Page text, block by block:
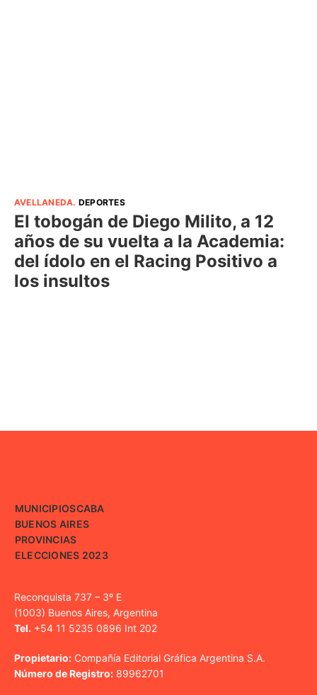
AVELLANEDA. DEPORTES
El tobogán de Diego Milito, a 12
años de su vuelta a la Academia:
del ídolo en el Racing Positivo a
los insultos
MUNICIPIOSCABA
BUENOS AIRES
PROVINCIAS
ELECCIONES 2023
Reconquista 737 – 3º E
(1003) Buenos Aires, Argentina
Tel. +54 11 5235 0896 Int 202
Propietario: Compañía Editorial Gráfica Argentina S.A.
Número de Registro: 89962701